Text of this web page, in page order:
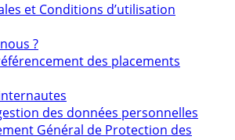
et Conditions d’utilisation
?
des placements
des données personnelles
Général de Protection des